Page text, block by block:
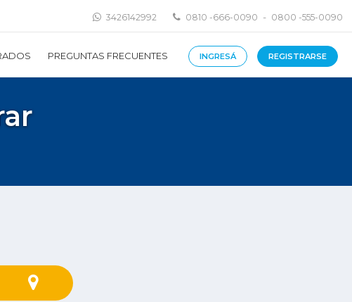
0810 -666-0090 - 0800 -555-0090
3426142992
PREGUNTAS FRECUENTES INGRESÁ REGISTRARSE